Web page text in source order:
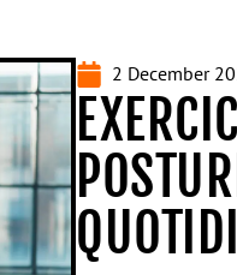
2 December